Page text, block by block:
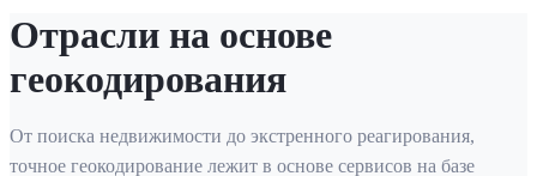
Отрасли на основе
геокодирования
От поиска недвижимости до экстренного реагирования,
точное геокодирование лежит в основе сервисов на базе